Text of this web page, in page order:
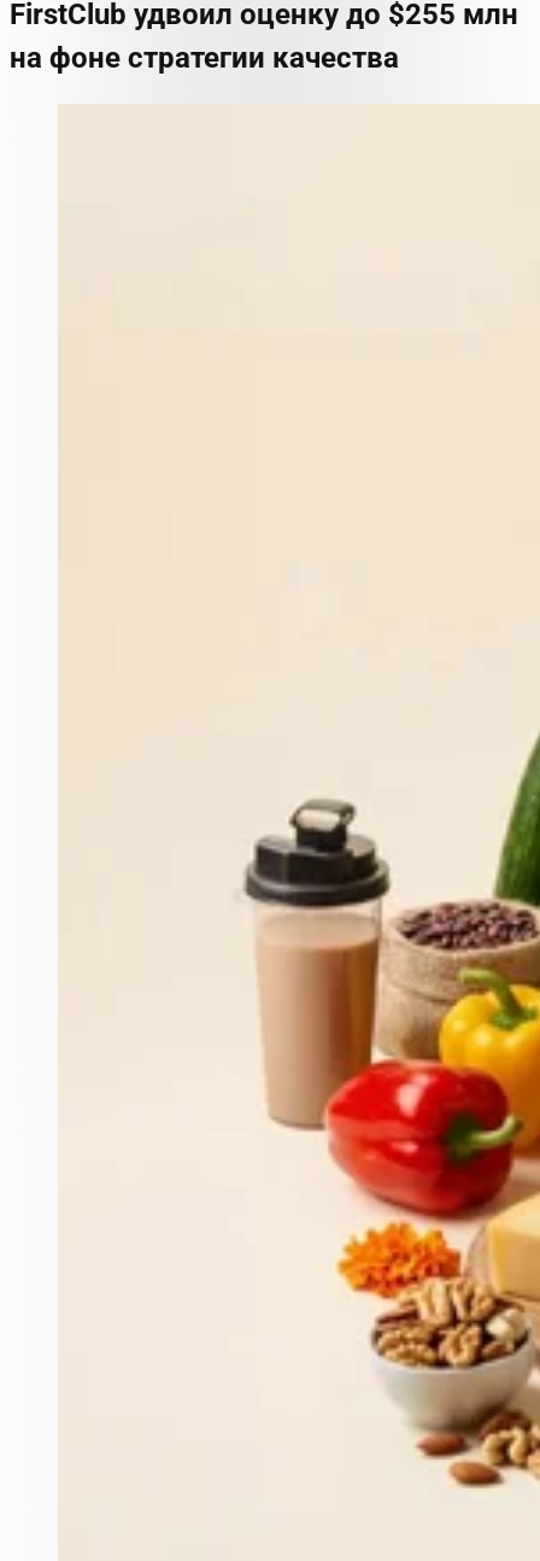
FirstClub удвоил оценку до $255 млн
на фоне стратегии качества